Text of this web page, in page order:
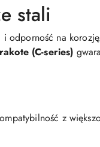
stali
i odporność na
(C-series)
z